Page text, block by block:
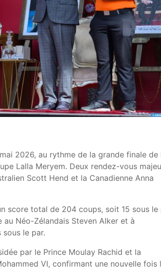
2026, au rythme de la grande finale de
Lalla Meryem. Deux rendez-vous
Scott Hend et la Canadienne Anna
score total de 204 coups, soit 15 sous le
au Néo-Zélandais Steven Alker et à
sous le par.
par le Prince Moulay Rachid et la
VI, confirmant une nouvelle fois